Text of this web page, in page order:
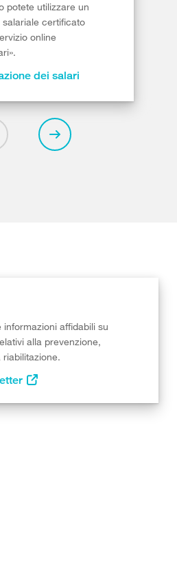
potete utilizzare un
certificato
online
dei salari
affidabili su
alla prevenzione,
riabilitazione.